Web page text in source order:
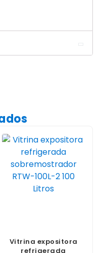
Vitrina expositora
refrigerada